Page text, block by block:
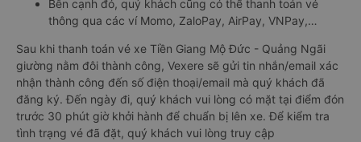
Bên cạnh đó, quý khách cũng có thể thanh toán vé
thông qua các ví Momo, ZaloPay, AirPay, VNPay,…
Sau khi thanh toán vé xe Tiền Giang Mộ Đức - Quảng Ngãi
giường nằm đôi thành công, Vexere sẽ gửi tin nhắn/email xác
nhận thành công đến số điện thoại/email mà quý khách đã
đăng ký. Đến ngày đi, quý khách vui lòng có mặt tại điểm đón
trước 30 phút giờ khởi hành để chuẩn bị lên xe. Để kiểm tra
tình trạng vé đã đặt, quý khách vui lòng truy cập